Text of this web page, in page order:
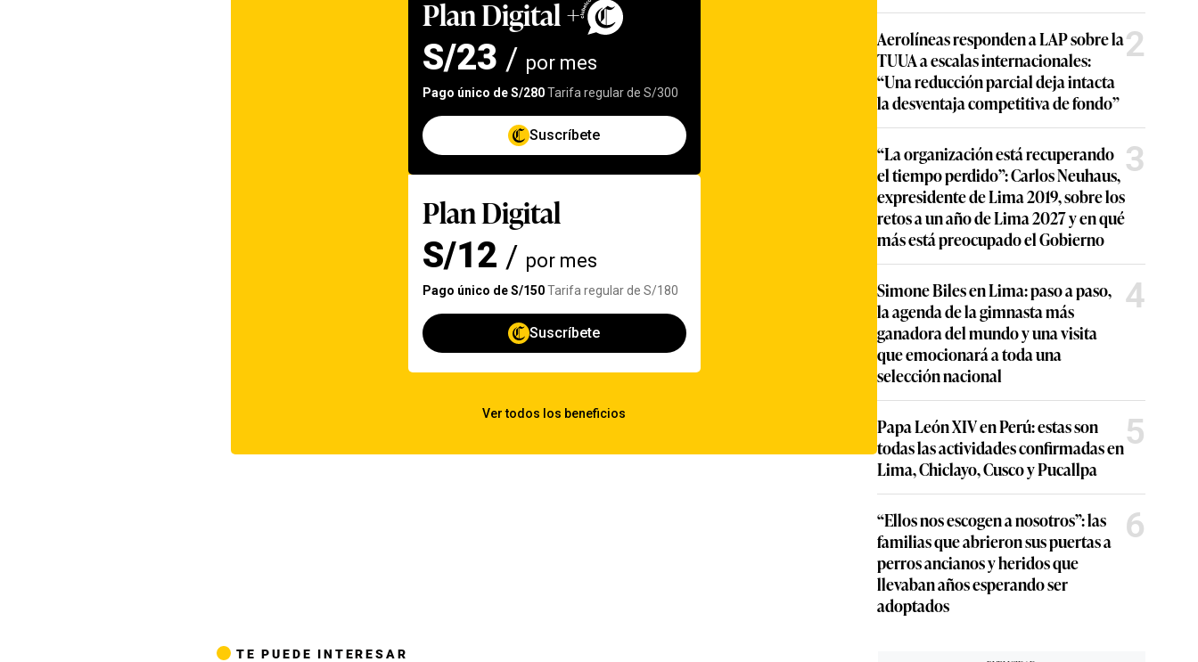
TE PUEDE INTERESAR
Aerolíneas responden a LAP sobre la
TUUA a escalas internacionales:
“Una reducción parcial deja intacta
la desventaja competitiva de fondo”
2
“La organización está recuperando
el tiempo perdido”: Carlos Neuhaus,
expresidente de Lima 2019, sobre los
retos a un año de Lima 2027 y en qué
más está preocupado el Gobierno
3
Simone Biles en Lima: paso a paso,
la agenda de la gimnasta más
ganadora del mundo y una visita
que emocionará a toda una
selección nacional
4
Papa León XIV en Perú: estas son
todas las actividades confirmadas en
Lima, Chiclayo, Cusco y Pucallpa
5
“Ellos nos escogen a nosotros”: las
familias que abrieron sus puertas a
perros ancianos y heridos que
llevaban años esperando ser
adoptados
6